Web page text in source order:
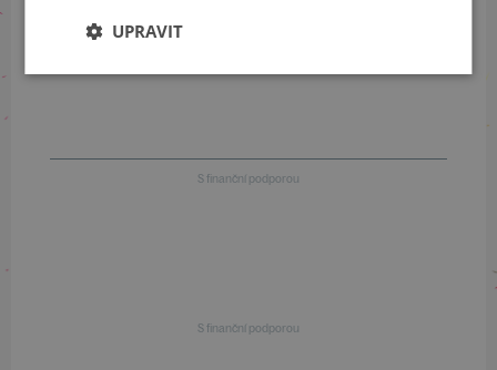
S finanční podporou
S finanční podporou
UPRAVIT